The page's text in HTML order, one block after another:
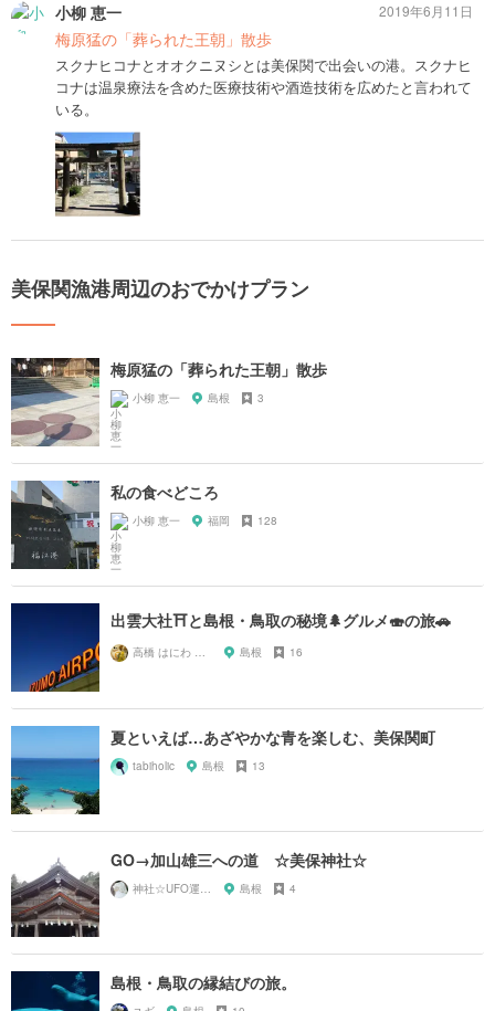
小柳 恵一
梅原猛の「葬られた王朝」散歩
スクナヒコナとオオクニヌシとは美保関で出会いの港。スクナヒ
コナは温泉療法を含めた医療技術や酒造技術を広めたと言われて
いる。
2019年6月11日
美保関漁港周辺のおでかけプラン
梅原猛の「葬られた王朝」散歩
小柳 恵一 島根 3
私の食べどころ
小柳 恵一 福岡 128
出雲大社⛩と島根・鳥取の秘境🌲グルメ🍣の旅🚗
高橋 はにわ ブラックパンサー 島根 16
夏といえば…あざやかな青を楽しむ、美保関町
tabiholic 島根 13
GO→加山雄三への道 ☆美保神社☆
神社☆UFO運航管理局 島根 4
島根・鳥取の縁結びの旅。